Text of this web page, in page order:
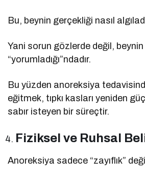
Bu, beynin gerçekliği nasıl
Yani sorun gözlerde değil,
“yorumladığı”ndadır.
Bu yüzden anoreksiya
eğitmek, tıpkı kasları yeniden
sabır isteyen bir süreçtir.
Fiziksel ve Ruhsal
Anoreksiya sadece “zayıflık”